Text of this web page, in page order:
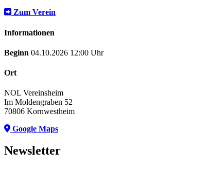
Zum Verein
Informationen
Beginn 04.10.2026 12:00 Uhr
Ort
NOL Vereinsheim
Im Moldengraben 52
70806 Kornwestheim
Google Maps
Newsletter